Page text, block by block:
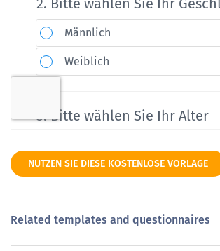
NUTZEN SIE DIESE KOSTENLOSE VORLAGE
Related templates and questionnaires